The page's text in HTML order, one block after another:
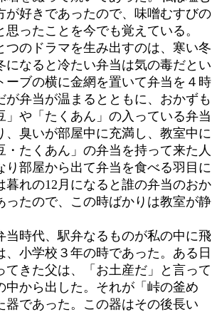
が好きであったので、味噌むすびの
思ったことを今でも覚えている。
のドラマを生み出すのは、寒い冬
になると冷たい弁当は気の毒だとい
ーブの横に金網を置いて弁当を４時
が弁当が温まるとともに、おかずも
」や「たくあん」の入っている弁当
、臭いが部屋中に充満し、教室中に
・たくあん」の弁当を持って来た人
り部屋から出て弁当を食べる羽目に
暮れの12月になると誰の弁当のおか
ったので、この時ばかりは教室が静
時代、駅弁なるものが私の中に飛
、小学校３年の時であった。ある日
てきた父は、「お土産だ」と言って
中から出した。それが「峠の釜め
器であった。この器はその後長い